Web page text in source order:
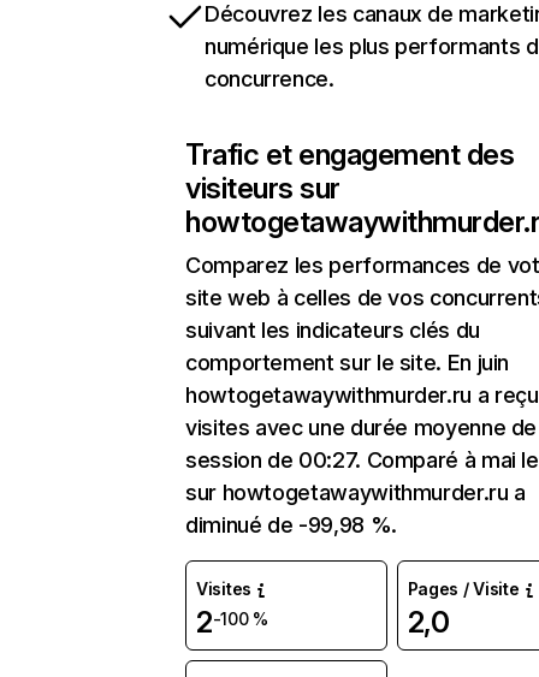
Découvrez les canaux de
numérique les plus performants
concurrence.
Trafic et engagement des
visiteurs sur
Comparez les performances de
site web à celles de vos
suivant les indicateurs clés du
comportement sur le site. En juin
howtogetawaywithmurder.ru a
visites avec une durée moyenne
session de 00:27. Comparé à mai
sur howtogetawaywithmurder.ru a
diminué de -99,98 %.
Visites
2-100 %
Pages / Visite
2,0